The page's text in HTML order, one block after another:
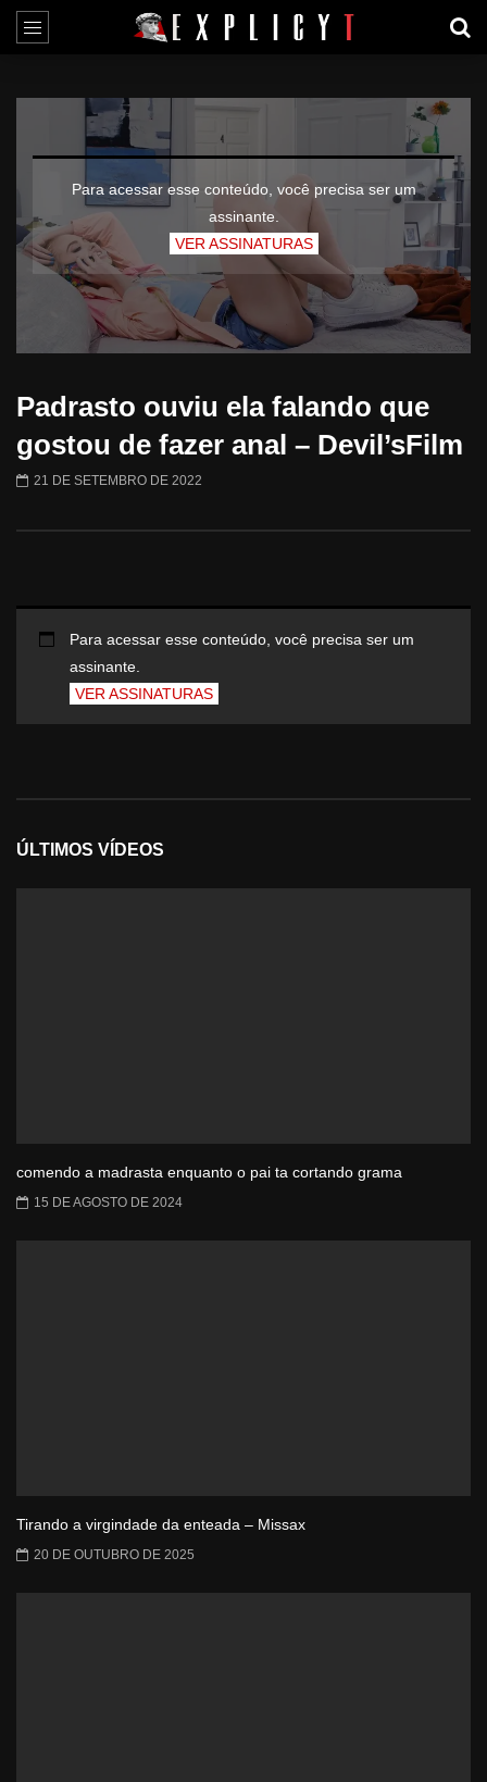
Para acessar esse conteúdo, você precisa ser um
assinante.
VER ASSINATURAS
Padrasto ouviu ela falando que
gostou de fazer anal – Devil’sFilm
21 DE SETEMBRO DE 2022
Para acessar esse conteúdo, você precisa ser um
assinante.
VER ASSINATURAS
ÚLTIMOS VÍDEOS
comendo a madrasta enquanto o pai ta cortando grama
15 DE AGOSTO DE 2024
Tirando a virgindade da enteada – Missax
20 DE OUTUBRO DE 2025